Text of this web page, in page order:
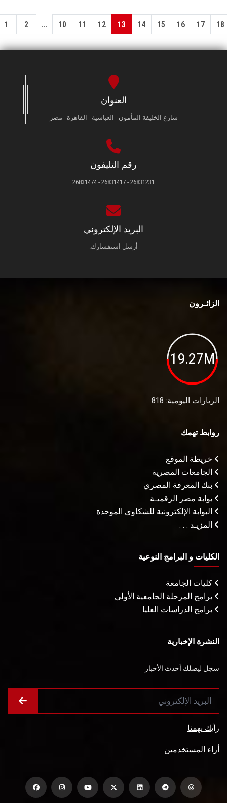
1 2 ... 10 11 12 13 14 15 16 17 18
العنوان
شارع الخليفة المأمون - العباسية - القاهرة - مصر
رقم التليفون
26831231 - 26831417 - 26831474
البريد الإلكتروني
أرسل استفسارك.
الزائـرون
19.27M
الزيارات اليومية: 818
روابط تهمك
خريطة الموقع
الجامعات المصرية
بنك المعرفة المصري
بوابة مصر الرقميـة
البوابة الإلكترونية للشكاوى الموحدة
المزيـد . . .
الكليات و البرامج النوعية
كليات الجامعة
برامج المرحلة الجامعية الأولى
برامج الدراسات العليا
النشرة الإخبارية
سجل ليصلك أحدث الأخبار
رأيك يهمنا
أراء المستخدمين